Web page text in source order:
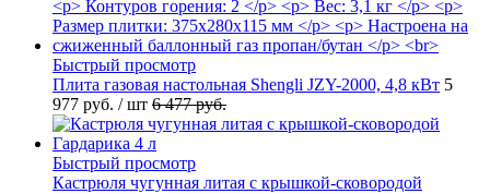
Быстрый просмотр
Плита газовая настольная Shengli JZY-2000, 4,8 кВт 5
977 руб. / шт 6 477 руб.
Быстрый просмотр
Кастрюля чугунная литая с крышкой-сковородой